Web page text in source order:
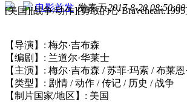
电影首发 发表于 2017-8-20 08:50:00
[美国][战争/动作][勇敢的心
【导演】: 梅尔·吉布森
【编剧】: 兰道尔·华莱士
【主演】: 梅尔·吉布森 / 苏菲·玛索 / 布莱
【类型】: 剧情 / 动作 / 传记 / 历史 / 战争
【制片国家/地区】: 美国